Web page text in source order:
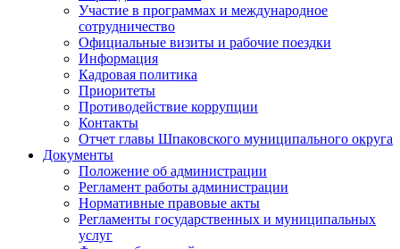
Участие в программах и международное
сотрудничество
Официальные визиты и рабочие поездки
Информация
Кадровая политика
Приоритеты
Противодействие коррупции
Контакты
Отчет главы Шпаковского муниципального округа
Документы
Положение об администрации
Регламент работы администрации
Нормативные правовые акты
Регламенты государственных и муниципальных
услуг